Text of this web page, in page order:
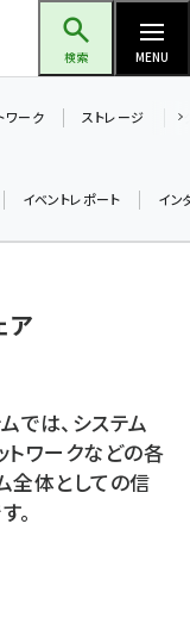
検索 MENU
勝利の絆～ (2329)
ワーク ストレージ
イベントレポート イン
ア
は、システム
トワークなどの各
全体としての信
。